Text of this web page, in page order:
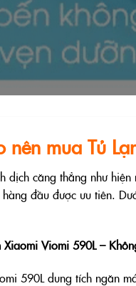
nên mua Tủ
dịch căng thẳng như
đầu được ưu tiên.
Xiaomi Viomi 590L –
590L dung tích ngăn